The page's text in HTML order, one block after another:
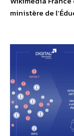
ministère de